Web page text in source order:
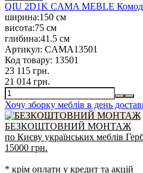
QIU 2D1K CAMA MEBLE Комод
ширина:150 см
висота:75 см
глибина:41.5 см
Артикул: CAMA13501
Код товару: 13501
23 115 грн.
21 014 грн.
Хочу зборку меблів в день
БЕЗКОШТОВНИЙ МОНТАЖ
по Києву українських меблів
15000 грн.
* крім оплати у кредит та акцій